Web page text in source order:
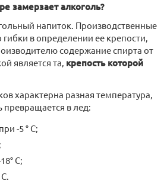
замерзает алкоголь?
напиток. Производственные
в определении ее крепости,
содержание спирта от
является та, крепость которой
характерна разная температура,
в лед:
-5 ° C;
C;